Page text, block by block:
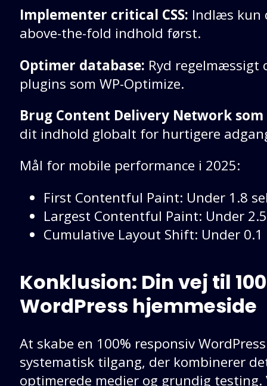
Implementer critical CSS: Indlæs kun
above-the-fold indhold først.
Optimer database: Ryd regelmæssigt
plugins som WP-Optimize.
Brug Content Delivery Network som
dit indhold globalt for hurtigere
Mål for mobile performance i 2025:
First Contentful Paint: Under 1.8
Largest Contentful Paint: Under
Cumulative Layout Shift: Under 0.1
Konklusion: Din vej til
WordPress hjemmeside
At skabe en 100% responsiv
systematisk tilgang, der kombinerer
optimerede medier og grundig